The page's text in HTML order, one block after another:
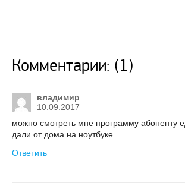
Комментарии: (1)
владимир
10.09.2017
можно смотреть мне программу абоненту
дали от дома на ноутбуке
Ответить